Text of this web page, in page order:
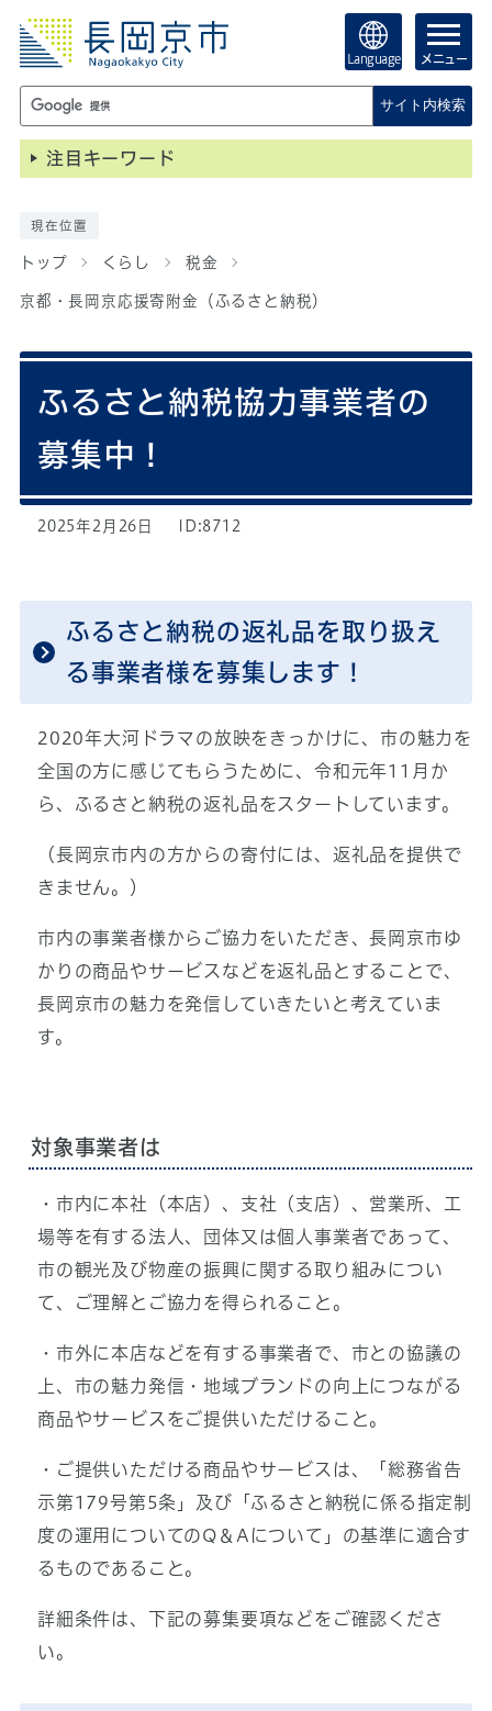
Language メニュー
サイト内検索
注目キーワード
現在位置
トップ くらし 税金
京都・長岡京応援寄附金（ふるさと納税）
ふるさと納税協力事業者の
募集中！
2025年2月26日 ID:8712
ふるさと納税の返礼品を取り扱え
る事業者様を募集します！
2020年大河ドラマの放映をきっかけに、市の魅力を
全国の方に感じてもらうために、令和元年11月か
ら、ふるさと納税の返礼品をスタートしています。
（長岡京市内の方からの寄付には、返礼品を提供で
きません。）
市内の事業者様からご協力をいただき、長岡京市ゆ
かりの商品やサービスなどを返礼品とすることで、
長岡京市の魅力を発信していきたいと考えていま
す。
対象事業者は
・市内に本社（本店）、支社（支店）、営業所、工
場等を有する法人、団体又は個人事業者であって、
市の観光及び物産の振興に関する取り組みについ
て、ご理解とご協力を得られること。
・市外に本店などを有する事業者で、市との協議の
上、市の魅力発信・地域ブランドの向上につながる
商品やサービスをご提供いただけること。
・ご提供いただける商品やサービスは、「総務省告
示第179号第5条」及び「ふるさと納税に係る指定制
度の運用についてのQ＆Aについて」の基準に適合す
るものであること。
詳細条件は、下記の募集要項などをご確認くださ
い。